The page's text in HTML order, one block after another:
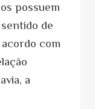
possuem
de
com
a